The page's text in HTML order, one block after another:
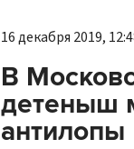
16 декабря 2019,
В
детеныш
антилопы